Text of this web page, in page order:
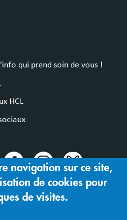
qui prend soin de vous !
HCL
légales |
conforme
navigation sur ce site,
de cookies pour
de visites.